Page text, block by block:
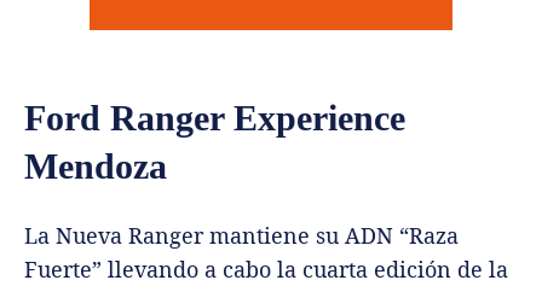
Ford Ranger Experience
Mendoza
La Nueva Ranger mantiene su ADN “Raza
Fuerte” llevando a cabo la cuarta edición de la